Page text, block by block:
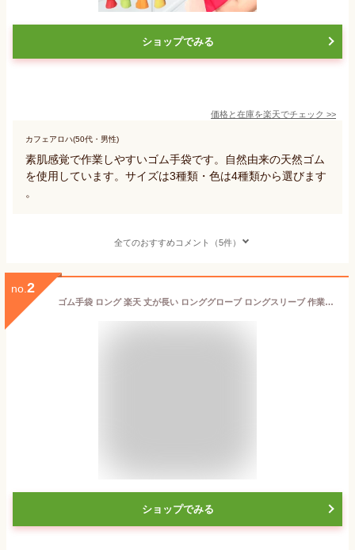
ショップでみる
価格と在庫を楽天でチェック >>
カフェアロハ(50代・男性)
素肌感覚で作業しやすいゴム手袋です。自然由来の天然ゴム
を使用しています。サイズは3種類・色は4種類から選びます
。
全てのおすすめコメント（5件）
no. 2
ゴム手袋 ロング 楽天 丈が長い ロンググローブ ロングスリーブ 作業用 食器洗い 掃除 やわらか インナー クリーニング そうじ トイレ 風呂 浴室 キッチン かわいい おしゃれ
ショップでみる